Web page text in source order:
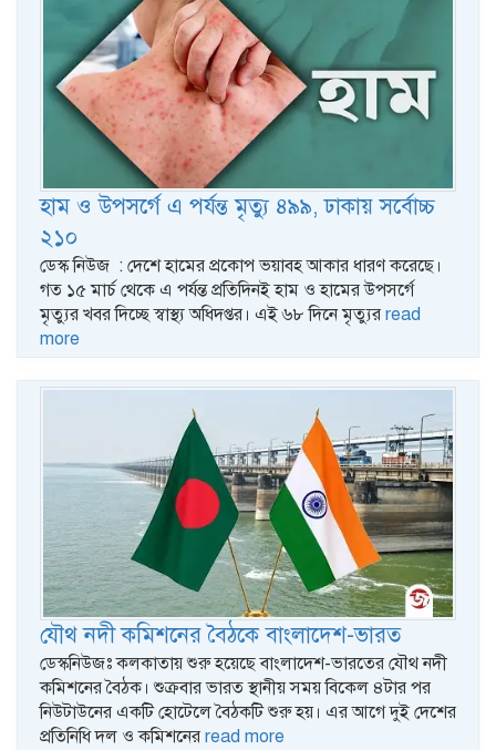
হাম ও উপসর্গে এ পর্যন্ত মৃত্যু ৪৯৯, ঢাকায় সর্বোচ্চ
২১০
ডেস্ক নিউজ : দেশে হামের প্রকোপ ভয়াবহ আকার ধারণ করেছে।
গত ১৫ মার্চ থেকে এ পর্যন্ত প্রতিদিনই হাম ও হামের উপসর্গে
মৃত্যুর খবর দিচ্ছে স্বাস্থ্য অধিদপ্তর। এই ৬৮ দিনে মৃত্যুর read
more
যৌথ নদী কমিশনের বৈঠকে বাংলাদেশ-ভারত
ডেস্কনিউজঃ কলকাতায় শুরু হয়েছে বাংলাদেশ-ভারতের যৌথ নদী
কমিশনের বৈঠক। শুক্রবার ভারত স্থানীয় সময় বিকেল ৪টার পর
নিউটাউনের একটি হোটেলে বৈঠকটি শুরু হয়। এর আগে দুই দেশের
প্রতিনিধি দল ও কমিশনের read more